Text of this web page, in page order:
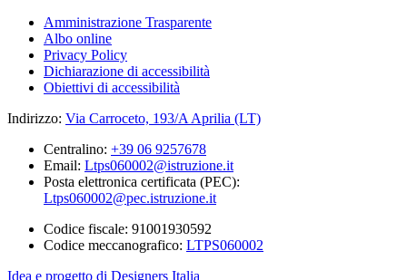
Amministrazione Trasparente
Albo online
Privacy Policy
Dichiarazione di accessibilità
Obiettivi di accessibilità
Indirizzo: Via Carroceto, 193/A Aprilia (LT)
Centralino: +39 06 9257678
Email: Ltps060002@istruzione.it
Posta elettronica certificata (PEC):
Ltps060002@pec.istruzione.it
Codice fiscale: 91001930592
Codice meccanografico: LTPS060002
Idea e progetto di Designers Italia